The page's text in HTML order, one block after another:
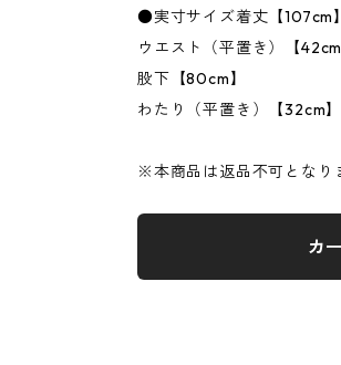
●実寸サイズ着丈【107cm】
ウエスト（平置き）【42cm
股下【80cm】
わたり（平置き）【32cm】
※本商品は返品不可となり
カ